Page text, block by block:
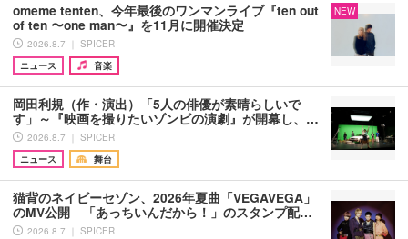
omeme tenten、今年最後のワンマンライブ『ten out
of ten 〜one man〜』を11月に開催決定
2026.8.7 ｜ SPICER
ニュース
音楽
NEW
岡田利規（作・演出）「5人の俳優が素晴らしいで
す」～『映画を撮りたいゾンビの演劇』が開幕し、…
2026.8.7 ｜ SPICER
ニュース
舞台
猫背のネイビーセゾン、2026年夏曲「VEGAVEGA」
のMV公開 「あっちいんだから！」のスタンプ配…
2026.8.7 ｜ SPICER